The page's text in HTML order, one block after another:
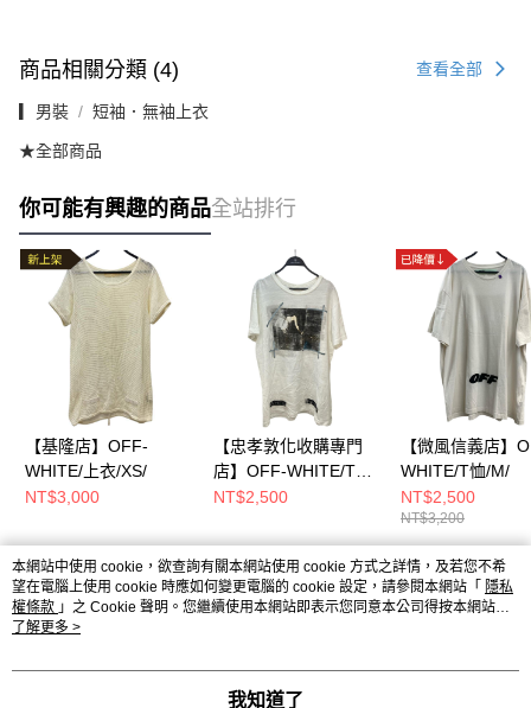
商品相關分類 (4) 查看全部
▎男裝 短袖．無袖上衣
★全部商品
你可能有興趣的商品全站排行
【基隆店】OFF-
WHITE/上衣/XS/
NT$3,000
【忠孝敦化收購專門
店】OFF-WHITE/T
恤/S/
NT$2,500
【微風信義店】
WHITE/T恤/M/
NT$2,500
NT$3,200
熱門標籤
本網站中使用 cookie，欲查詢有關本網站使用 cookie 方式之詳情，及若您不希
望在電腦上使用 cookie 時應如何變更電腦的 cookie 設定，請參閱本網站「 隱私
權條款 」之 Cookie 聲明。您繼續使用本網站即表示您同意本公司得按本網站使
用條款之 Cookie 聲明使用 cookie。
了解更多 >
我知道了